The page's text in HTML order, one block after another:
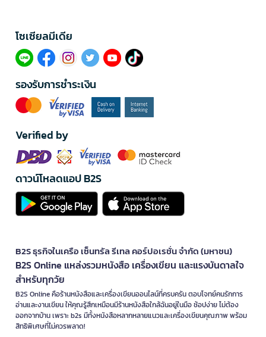
โซเซียลมีเดีย​
รองรับการชำระเงิน
Verified by
ดาวน์โหลดแอป B2S
B2S ธุรกิจในเครือ เซ็นทรัล รีเทล คอร์ปอเรชั่น จำกัด (มหาชน)
B2S Online แหล่งรวมหนังสือ เครื่องเขียน และแรงบันดาลใจ
สำหรับทุกวัย
B2S Online คือร้านหนังสือและเครื่องเขียนออนไลน์ที่ครบครัน ตอบโจทย์คนรักการ
อ่านและงานเขียน ให้คุณรู้สึกเหมือนมีร้านหนังสือใกล้ฉันอยู่ในมือ ช้อปง่าย ไม่ต้อง
ออกจากบ้าน เพราะ b2s มีทั้งหนังสือหลากหลายแนวและเครื่องเขียนคุณภาพ พร้อม
สิทธิพิเศษที่ไม่ควรพลาด!